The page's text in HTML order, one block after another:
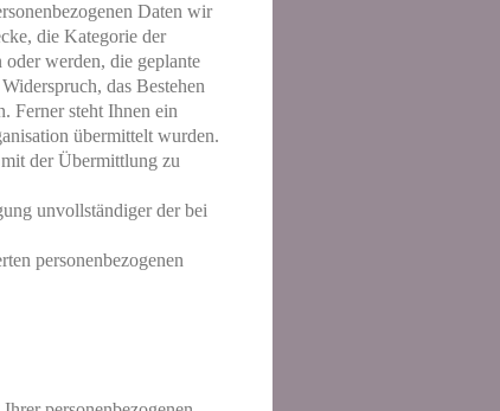
Daten wir
die Kategorie der
werden, die geplante
das Bestehen
Ferner steht Ihnen ein
übermittelt wurden.
der Übermittlung zu
unvollständiger der bei
personenbezogenen